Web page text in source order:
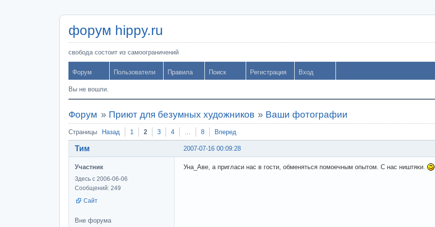
форум hippy.ru
свобода состоит из самоограничений
Форум Пользователи Правила Поиск Регистрация Вход
Вы не вошли.
Форум » Приют для безумных художников » Ваши фотографии
Страницы Назад 1 2 3 4 … 8 Вперед
2007-07-16 00:09:28
Тим
Участник
Здесь с 2006-06-06
Сообщений: 249
Сайт
Уна_Аве, а пригласи нас в гости, обменяться помоечным опытом. С нас ништяки.
Вне форума